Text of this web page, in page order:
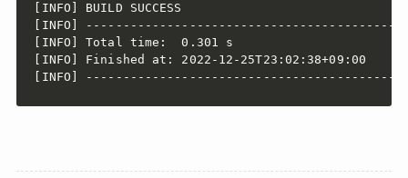
[INFO] BUILD SUCCESS
[INFO]
[INFO] Total time:  0.301 s
[INFO] Finished at: 2022-12-25T23:02:38+09:00